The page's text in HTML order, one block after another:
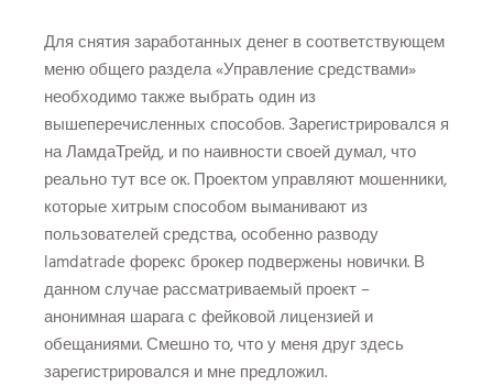
Для снятия заработанных денег в соответствующем
меню общего раздела «Управление средствами»
необходимо также выбрать один из
вышеперечисленных способов. Зарегистрировался я
на ЛамдаТрейд, и по наивности своей думал, что
реально тут все ок. Проектом управляют мошенники,
которые хитрым способом выманивают из
пользователей средства, особенно разводу
lamdatrade форекс брокер подвержены новички. В
данном случае рассматриваемый проект –
анонимная шарага с фейковой лицензией и
обещаниями. Смешно то, что у меня друг здесь
зарегистрировался и мне предложил.